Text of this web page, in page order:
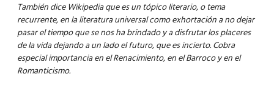
También dice Wikipedia que es un tópico literario, o tema
recurrente, en la literatura universal como exhortación a no dejar
pasar el tiempo que se nos ha brindado y a disfrutar los placeres
de la vida dejando a un lado el futuro, que es incierto. Cobra
especial importancia en el Renacimiento, en el Barroco y en el
Romanticismo.